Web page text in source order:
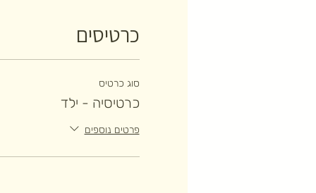
כרטיסים
סוג כרטיס
כרטיסיה - ילד
פרטים נוספים